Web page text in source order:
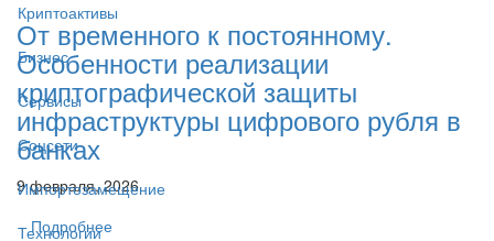
Криптоактивы
Бизнес
Сервисы
Соцсети
Импортозамещение
Технологии
От временного к постоянному.
Особенности реализации
криптографической защиты
инфраструктуры цифрового рубля в
банках
9 февраля, 2026
Подробнее